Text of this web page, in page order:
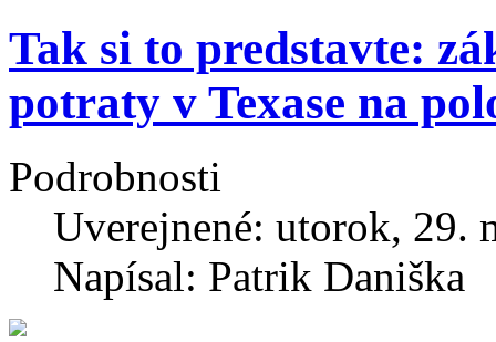
Tak si to predstavte:
potraty v Texase na
Podrobnosti
Uverejnené: utorok, 29.
Napísal: Patrik Daniška